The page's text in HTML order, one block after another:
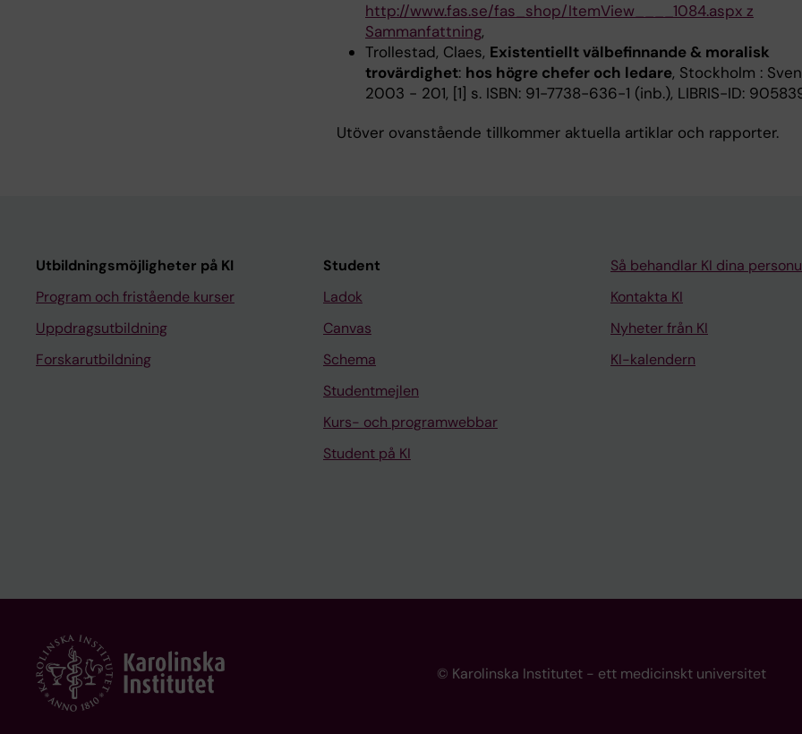
http://www.fas.se/fas_shop/ItemView____1084.aspx z
Sammanfattning,
Trollestad, Claes, Existentiellt välbefinnande & moralisk
trovärdighet: hos högre chefer och ledare, Stockholm :
2003 - 201, [1] s. ISBN: 91-7738-636-1 (inb.), LIBRIS-ID:
Utöver ovanstående tillkommer aktuella artiklar och rapporter.
Utbildningsmöjligheter på KI
Program och fristående kurser
Uppdragsutbildning
Forskarutbildning
Student
Ladok
Canvas
Schema
Studentmejlen
Kurs- och programwebbar
Student på KI
Så behandlar KI dina
Kontakta KI
Nyheter från KI
KI-kalendern
© Karolinska Institutet - ett medicinskt universitet